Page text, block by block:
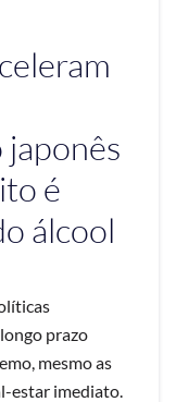
é
álcool
prazo
mesmo as
estar imediato.